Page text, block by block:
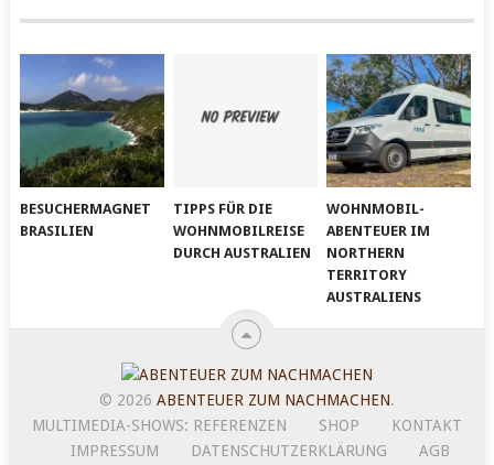
BESUCHERMAGNET
BRASILIEN
TIPPS FÜR DIE
WOHNMOBILREISE
DURCH AUSTRALIEN
WOHNMOBIL-
ABENTEUER IM
NORTHERN
TERRITORY
AUSTRALIENS
© 2026 ABENTEUER ZUM NACHMACHEN.
MULTIMEDIA-SHOWS: REFERENZEN
SHOP
KONTAKT
IMPRESSUM
DATENSCHUTZERKLÄRUNG AGB